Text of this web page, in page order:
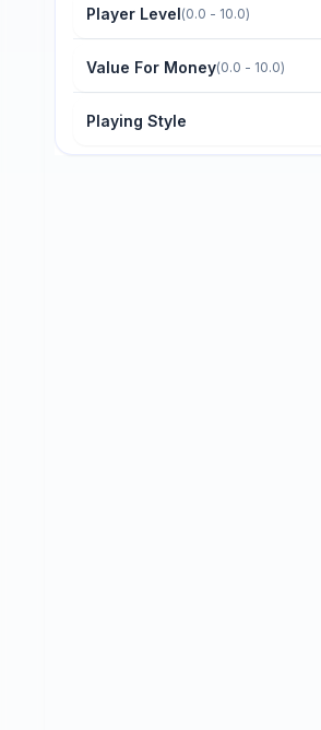
Friendship/729
Gambler
Gewo
Player Level(0.0 - 10.0)
Value For Money(0.0 - 10.0)
Playing Style